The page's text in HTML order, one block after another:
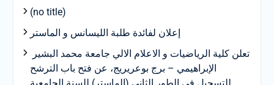
(no title)
إعلان لفائدة طلبة الليسانس و الماستر
الإبراهيمي – برج بوعريريج، عن فتح باب الترشح